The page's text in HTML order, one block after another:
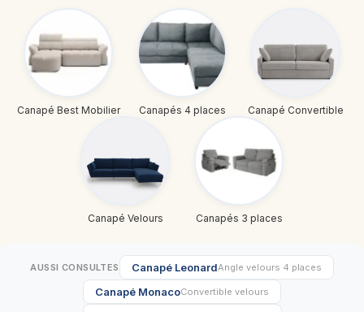
Canapé Best Mobilier Canapés 4 places Canapé Convertible
Canapé Velours Canapés 3 places
AUSSI CONSULTES Canapé LeonardAngle velours 4 places
Canapé MonacoConvertible velours